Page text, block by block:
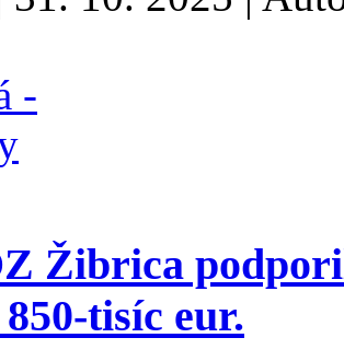
Žibrica
tisíc eur.